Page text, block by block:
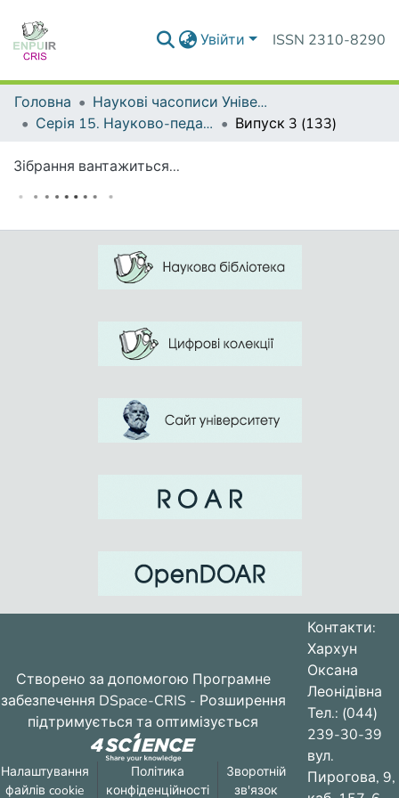
Увійти ISSN 2310-8290
Головна
Наукові часописи Університету
Серія 15. Науково-педагогічні проблеми фізичної культури (фізична культура і спорт)
Випуск 3 (133)
Зібрання вантажиться...
Створено за допомогою Програмне
забезпечення DSpace-CRIS - Розширення
підтримується та оптимізується
Налаштування
файлів cookie
Політика
конфіденційності
Зворотній
зв'язок
Контакти:
Хархун
Оксана
Леонідівна
Тел.: (044)
239-30-39
вул.
Пирогова, 9,